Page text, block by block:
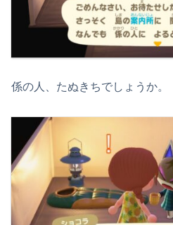
係の人、たぬきちでしょうか。